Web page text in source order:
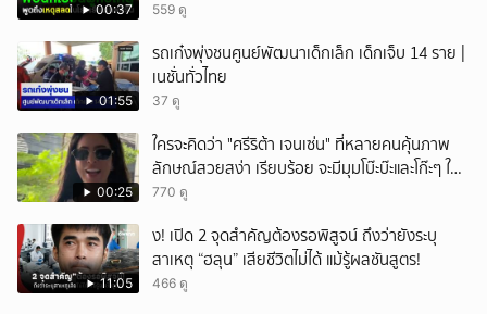
00:37 559 ดู
01:55
รถเก๋งพุ่งชนศูนย์พัฒนาเด็กเล็ก เด็กเจ็บ 14 ราย |
เนชั่นทั่วไทย
37 ดู
00:25
ใครจะคิดว่า "ศรีริต้า เจนเซ่น" ที่หลายคนคุ้นภาพ
ลักษณ์สวยสง่า เรียบร้อย จะมีมุมโบ๊ะบ๊ะและโก๊ะๆ ให้
ได้อมยิ้มเหมือนกัน งานนี้ทำเอาแฟนๆ ทั้งเอ็นดูทั้ง
770 ดู
11:05
ึ้ง! เปิด 2 จุดสำคัญต้องรอพิสูจน์ ถึงว่ายังระบุ
สาเหตุ “ฮลุน” เสียชีวิตไม่ได้ แม้รู้ผลชันสูตร!
466 ดู